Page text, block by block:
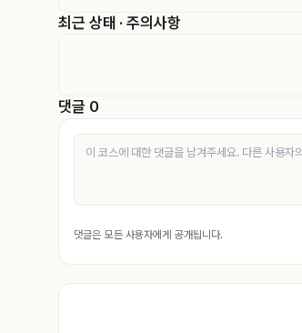
최근 상태 · 주의사항
댓글 0
댓글은 모든 사용자에게 공개됩니다.